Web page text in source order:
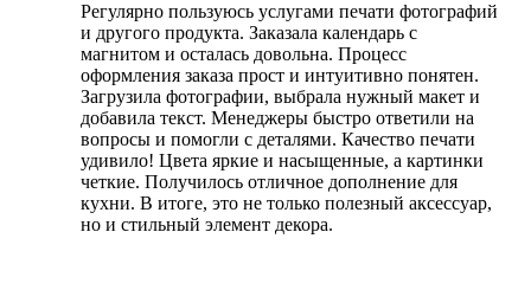
Регулярно пользуюсь услугами печати фотографий
и другого продукта. Заказала календарь с
магнитом и осталась довольна. Процесс
оформления заказа прост и интуитивно понятен.
Загрузила фотографии, выбрала нужный макет и
добавила текст. Менеджеры быстро ответили на
вопросы и помогли с деталями. Качество печати
удивило! Цвета яркие и насыщенные, а картинки
четкие. Получилось отличное дополнение для
кухни. В итоге, это не только полезный аксессуар,
но и стильный элемент декора.